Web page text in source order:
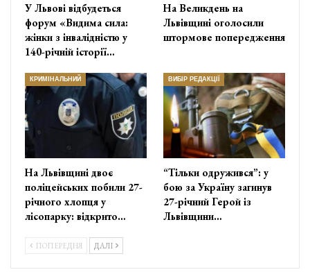
У Львові відбудеться
форум «Видима сила:
жінки з інвалідністю у
140-річній історії…
На Великдень на
Львівщині оголосили
штормове попередження
КРИМІНАЛЬНИЙ
На Львівщині двоє
поліцейських побили 27-
річного хлопця у
лісопарку: відкрито…
ВИБІР РЕДАКЦІЇ
“Тільки одружився”: у
бою за Україну загинув
27-річний Герой із
Львівщини…
ПОПЕРЕДНЯ ДАЛІ